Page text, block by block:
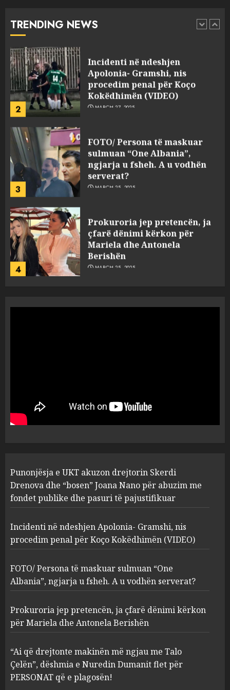
TRENDING NEWS
1
pasuri të pajustifikuar
2
Incidenti në ndeshjen
Apolonia- Gramshi, nis
procedim penal për Koço
Kokëdhimën (VIDEO)
MARCH 27, 2025
3
FOTO/ Persona të maskuar
sulmuan “One Albania”,
ngjarja u fsheh. A u vodhën
serverat?
MARCH 25, 2025
4
Prokuroria jep pretencën, ja
çfarë dënimi kërkon për
Mariela dhe Antonela
Berishën
MARCH 25, 2025
1
“bosen” Joana Nano për
abuzim me fondet publike dhe
pasuri të pajustifikuar
2
Apolonia- Gramshi, nis
procedim penal për Koço
Kokëdhimën (VIDEO)
MARCH 27, 2025
3
FOTO/ Persona të maskuar
sulmuan “One Albania”,
ngjarja u fsheh. A u vodhën
serverat?
4
Prokuroria jep pretencën, ja
çfarë dënimi kërkon për
Berishën
MARCH 25, 2025
Punonjësja e UKT akuzon drejtorin Skerdi
Drenova dhe “bosen” Joana Nano për abuzim me
fondet publike dhe pasuri të pajustifikuar
Incidenti në ndeshjen Apolonia- Gramshi, nis
procedim penal për Koço Kokëdhimën (VIDEO)
FOTO/ Persona të maskuar sulmuan “One
Albania”, ngjarja u fsheh. A u vodhën serverat?
Prokuroria jep pretencën, ja çfarë dënimi kërkon
për Mariela dhe Antonela Berishën
“Ai që drejtonte makinën më ngjau me Talo
Çelën”, dëshmia e Nuredin Dumanit flet për
PERSONAT që e plagosën!